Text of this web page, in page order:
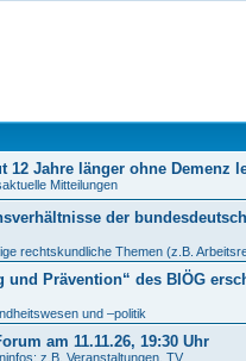
12 Jahre länger ohne Demenz
Mitteilungen
der
rechtskundliche Themen (z.B.
Prävention“ des BIÖG
und –politik
am 11.11.26, 19:30 Uhr
z.B. Veranstaltungen, TV